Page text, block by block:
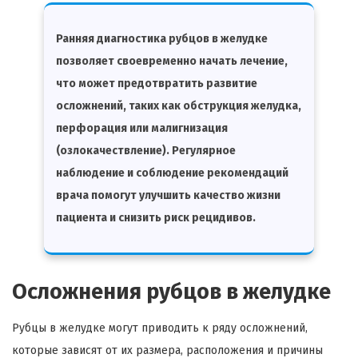
Ранняя диагностика рубцов в желудке
позволяет своевременно начать лечение,
что может предотвратить развитие
осложнений, таких как обструкция желудка,
перфорация или малигнизация
(озлокачествление). Регулярное
наблюдение и соблюдение рекомендаций
врача помогут улучшить качество жизни
пациента и снизить риск рецидивов.
Осложнения рубцов в желудке
Рубцы в желудке могут приводить к ряду осложнений,
которые зависят от их размера, расположения и причины